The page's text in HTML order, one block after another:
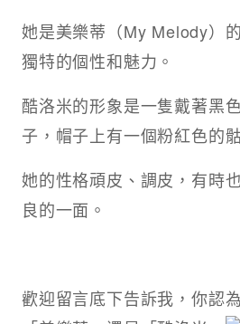
她是美樂蒂（My Melody）
獨特的個性和魅力。
酷洛米的形象是一隻戴著黑
子，帽子上有一個粉紅色的
她的性格頑皮、調皮，有時
良的一面。
歡迎留言底下告訴我，你認